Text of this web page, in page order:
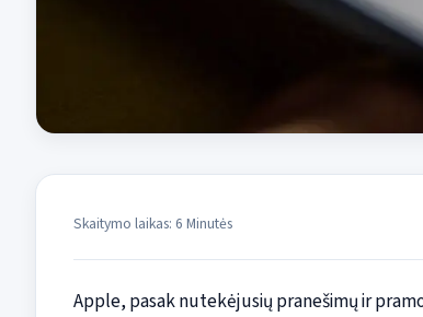
Skaitymo laikas: 6 Minutės
Apple, pasak nutekėjusių pranešimų ir